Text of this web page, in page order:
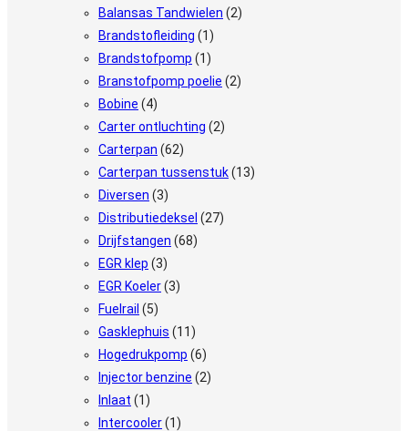
Balansas Tandwielen (2)
Brandstofleiding (1)
Brandstofpomp (1)
Branstofpomp poelie (2)
Bobine (4)
Carter ontluchting (2)
Carterpan (62)
Carterpan tussenstuk(13)
Diversen (3)
Distributiedeksel (27)
Drijfstangen (68)
EGR klep (3)
EGR Koeler(3)
Fuelrail (5)
Gasklephuis (11)
Hogedrukpomp (6)
Injector benzine (2)
Inlaat (1)
Intercooler(1)